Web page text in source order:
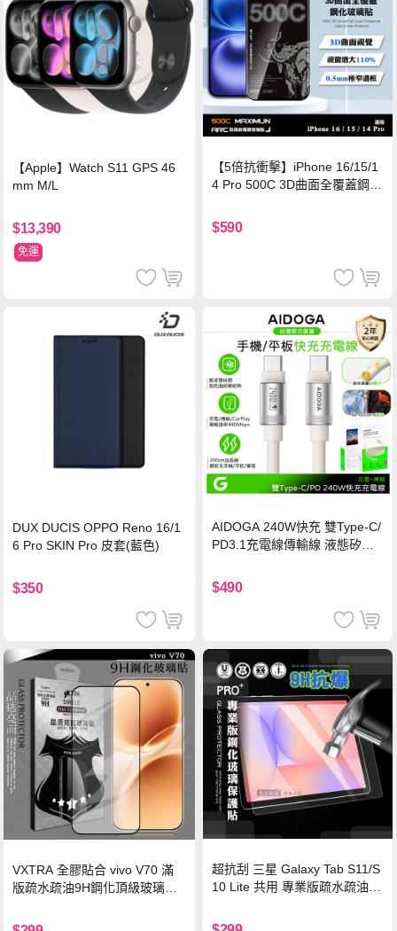
【Apple】Watch S11 GPS 46
mm M/L
$13,390
免運
【5倍抗衝擊】iPhone 16/15/1
4 Pro 500C 3D曲面全覆蓋鋼化
保護貼
$590
DUX DUCIS OPPO Reno 16/1
6 Pro SKIN Pro 皮套(藍色)
$350
AIDOGA 240W快充 雙Type-C/
PD3.1充電線傳輸線 液態矽膠
機/平板/筆電
$490
VXTRA 全膠貼合 vivo V70 滿
版疏水疏油9H鋼化頂級玻璃貼
超抗刮 三星 Galaxy Tab S11/S
10 Lite 共用 專業版疏水疏油9